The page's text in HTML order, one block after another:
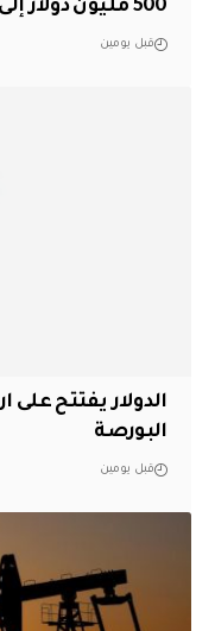
500 مليون دولار إلى البنك المركزي العراقي
قبل يومين
الدولار يفتتح على
البورصة
قبل يومين